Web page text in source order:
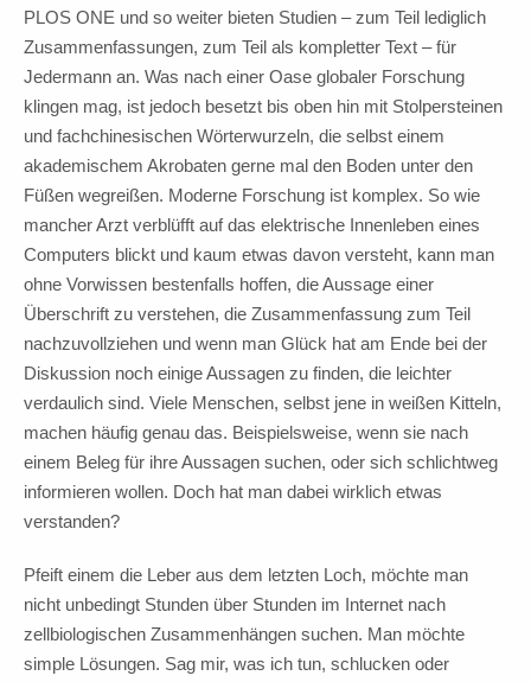
PLOS ONE und so weiter bieten Studien – zum Teil lediglich
Zusammenfassungen, zum Teil als kompletter Text – für
Jedermann an. Was nach einer Oase globaler Forschung
klingen mag, ist jedoch besetzt bis oben hin mit Stolpersteinen
und fachchinesischen Wörterwurzeln, die selbst einem
akademischem Akrobaten gerne mal den Boden unter den
Füßen wegreißen. Moderne Forschung ist komplex. So wie
mancher Arzt verblüfft auf das elektrische Innenleben eines
Computers blickt und kaum etwas davon versteht, kann man
ohne Vorwissen bestenfalls hoffen, die Aussage einer
Überschrift zu verstehen, die Zusammenfassung zum Teil
nachzuvollziehen und wenn man Glück hat am Ende bei der
Diskussion noch einige Aussagen zu finden, die leichter
verdaulich sind. Viele Menschen, selbst jene in weißen Kitteln,
machen häufig genau das. Beispielsweise, wenn sie nach
einem Beleg für ihre Aussagen suchen, oder sich schlichtweg
informieren wollen. Doch hat man dabei wirklich etwas
verstanden?
Pfeift einem die Leber aus dem letzten Loch, möchte man
nicht unbedingt Stunden über Stunden im Internet nach
zellbiologischen Zusammenhängen suchen. Man möchte
simple Lösungen. Sag mir, was ich tun, schlucken oder